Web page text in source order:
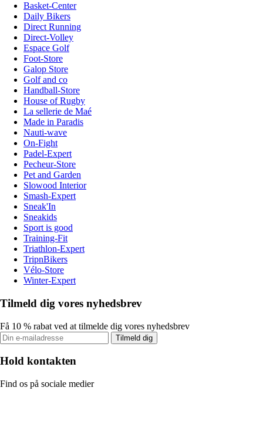
Basket-Center
Daily Bikers
Direct Running
Direct-Volley
Espace Golf
Foot-Store
Galop Store
Golf and co
Handball-Store
House of Rugby
La sellerie de Maé
Made in Paradis
Nauti-wave
On-Fight
Padel-Expert
Pecheur-Store
Pet and Garden
Slowood Interior
Smash-Expert
Sneak'In
Sneakids
Sport is good
Training-Fit
Triathlon-Expert
TripnBikers
Vélo-Store
Winter-Expert
Tilmeld dig vores nyhedsbrev
Få 10 % rabat ved at tilmelde dig vores nyhedsbrev
Tilmeld dig
Hold kontakten
Find os på sociale medier